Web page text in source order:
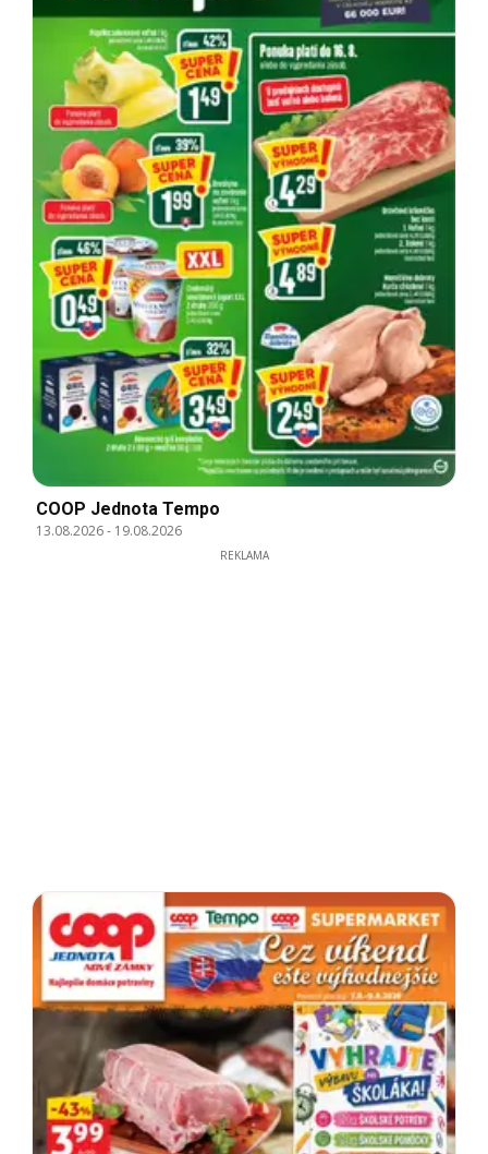
COOP Jednota Tempo
13.08.2026- 19.08.2026
REKLAMA